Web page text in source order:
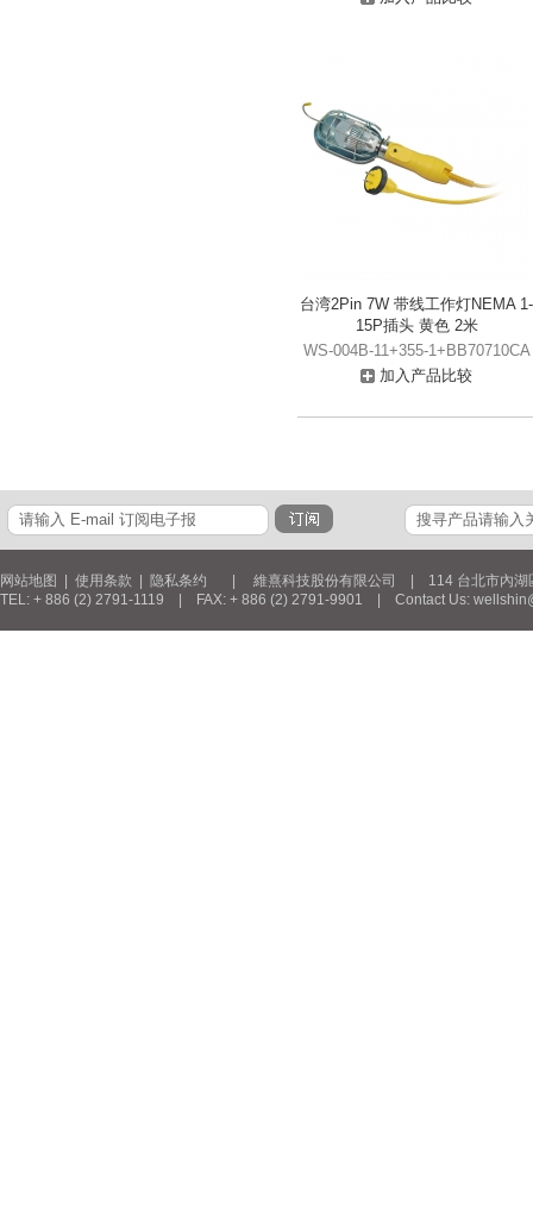
台湾2Pin 7W 带线工作灯NEMA 1-
15P插头 黄色 2米
WS-004B-11+355-1+BB70710CA
加入产品比较
网站地图 使用条款 隐私条约 | 維熹科技股份有限公司 | 114 台北市內湖區
TEL: + 886 (2) 2791-1119 | FAX: + 886 (2) 2791-9901 | Contact Us: